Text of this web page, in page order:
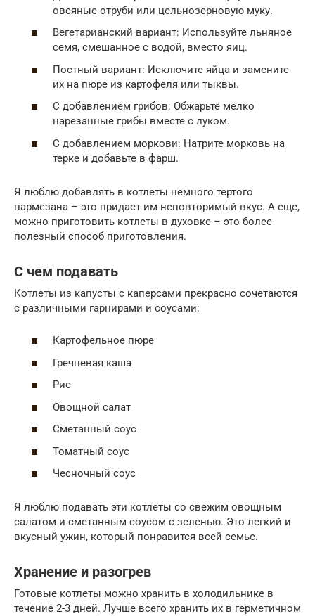
овсяные отруби или цельнозерновую муку.
Вегетарианский вариант: Используйте льняное
семя, смешанное с водой, вместо яиц.
Постный вариант: Исключите яйца и замените
их на пюре из картофеля или тыквы.
С добавлением грибов: Обжарьте мелко
нарезанные грибы вместе с луком.
С добавлением моркови: Натрите морковь на
терке и добавьте в фарш.
Я люблю добавлять в котлеты немного тертого
пармезана – это придает им неповторимый вкус. А еще,
можно приготовить котлеты в духовке – это более
полезный способ приготовления.
С чем подавать
Котлеты из капусты с каперсами прекрасно сочетаются
с различными гарнирами и соусами:
Картофельное пюре
Гречневая каша
Рис
Овощной салат
Сметанный соус
Томатный соус
Чесночный соус
Я люблю подавать эти котлеты со свежим овощным
салатом и сметанным соусом с зеленью. Это легкий и
вкусный ужин, который понравится всей семье.
Хранение и разогрев
Готовые котлеты можно хранить в холодильнике в
течение 2-3 дней. Лучше всего хранить их в герметичном